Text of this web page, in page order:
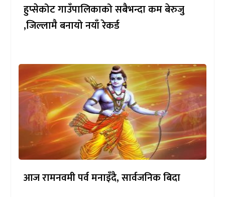
हुप्सेकोट गाउँपालिकाको सबैभन्दा कम बेरुजु
,जिल्लामै बनायो नयाँ रेकर्ड
आज रामनवमी पर्व मनाइँदै, सार्वजनिक बिदा